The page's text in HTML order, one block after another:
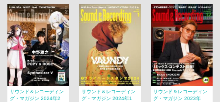
サウンド＆レコーディン
グ・マガジン 2024年2
サウンド＆レコーディン
グ・マガジン 2024年1
サウンド＆レコーディン
グ・マガジン 2023年